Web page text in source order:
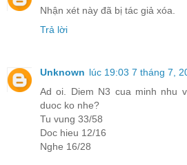
Nhận xét này đã bị tác giả xóa.
Trả lời
Unknown lúc 19:03 7 tháng 7,
Ad oi. Diem N3 cua minh nhu
duoc ko nhe?
Tu vung 33/58
Doc hieu 12/16
Nghe 16/28